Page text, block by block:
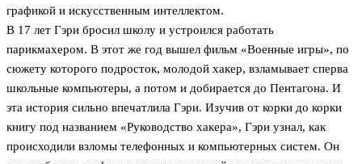
графикой и искусственным интеллектом.
В 17 лет Гэри бросил школу и устроился работать
парикмахером. В этот же год вышел фильм «Военные игры», по
сюжету которого подросток, молодой хакер, взламывает сперва
школьные компьютеры, а потом и добирается до Пентагона. И
эта история сильно впечатлила Гэри. Изучив от корки до корки
книгу под названием «Руководство хакера», Гэри узнал, как
происходили взломы телефонных и компьютерных систем. Он